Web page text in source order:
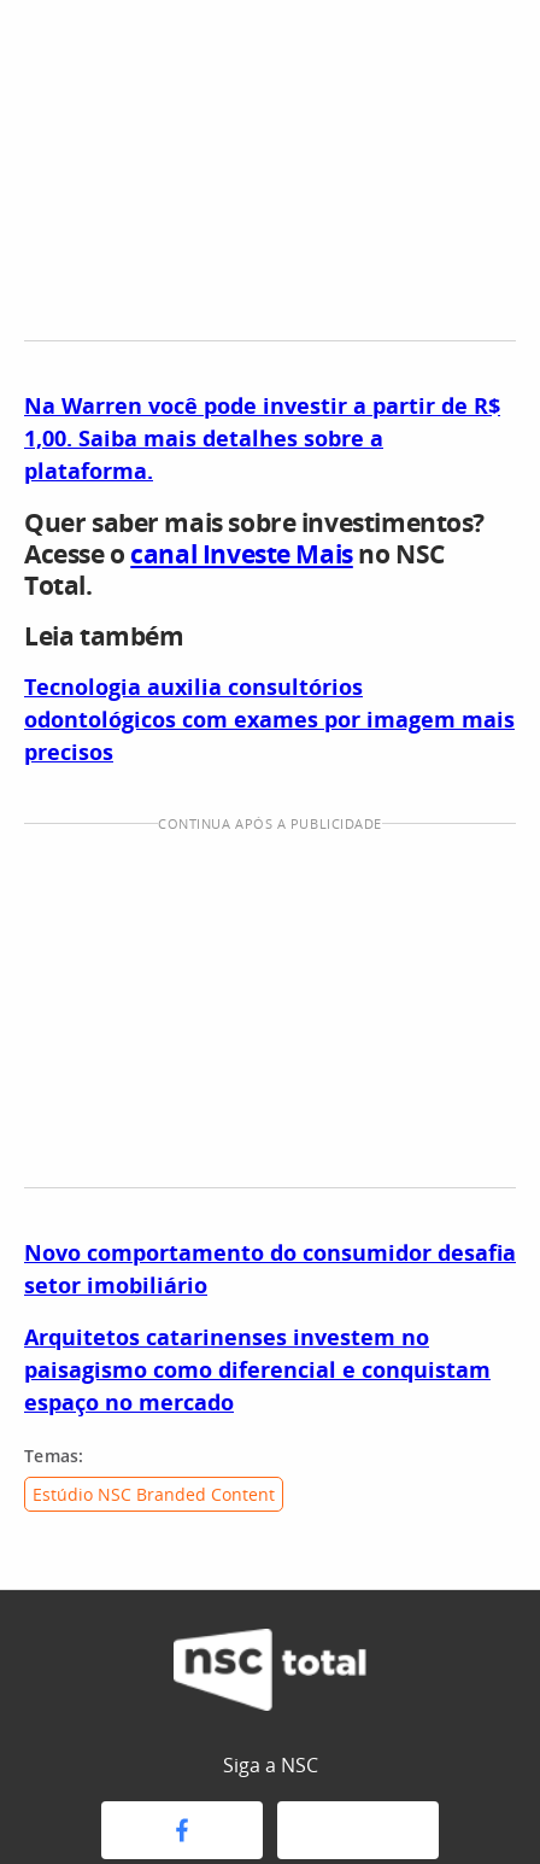
Na Warren você pode investir a partir de R$
1,00. Saiba mais detalhes sobre a
plataforma.
Quer saber mais sobre investimentos?
Acesse o canal Investe Maisno NSC
Total.
Leia também
Tecnologia auxilia consultórios
odontológicos com exames por imagem mais
precisos
CONTINUA APÓS A PUBLICIDADE
Novo comportamento do consumidor desafia
setor imobiliário
Arquitetos catarinenses investem no
paisagismo como diferencial e conquistam
espaço no mercado
Temas:
Estúdio NSC Branded Content
Siga a NSC